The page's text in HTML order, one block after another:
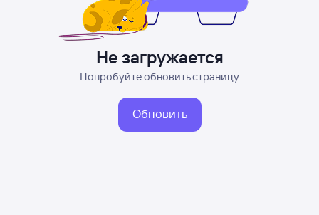
Не загружается
Попробуйте обновить страницу
Обновить